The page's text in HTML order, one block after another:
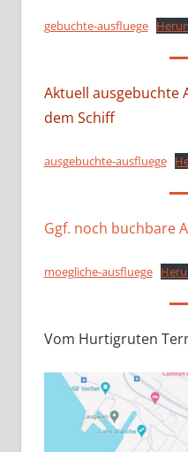
gebuchte-ausfluege
Aktuell ausgebuchte
dem Schiff
ausgebuchte-ausfluege
Ggf. noch buchbare
moegliche-ausfluege
Vom Hurtigruten